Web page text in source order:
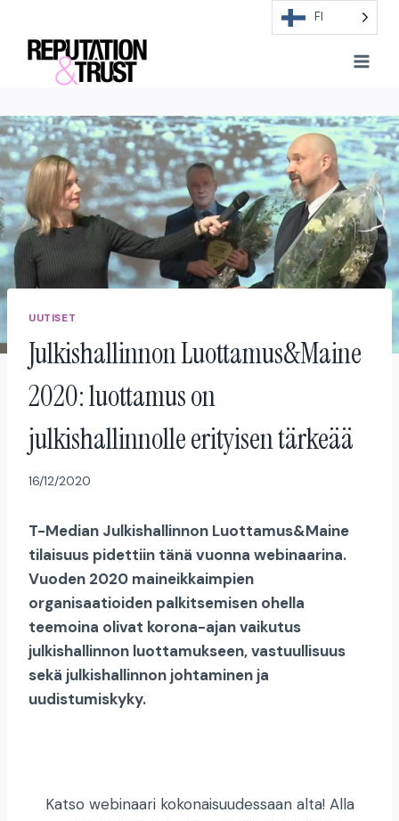
content
FI
UUTISET
Julkishallinnon Luottamus&Maine
2020: luottamus on
julkishallinnolle erityisen tärkeää
16/12/2020
T-Median Julkishallinnon Luottamus&Maine
tilaisuus pidettiin tänä vuonna webinaarina.
Vuoden 2020 maineikkaimpien
organisaatioiden palkitsemisen ohella
teemoina olivat korona-ajan vaikutus
julkishallinnon luottamukseen, vastuullisuus
sekä julkishallinnon johtaminen ja
uudistumiskyky.
Katso webinaari kokonaisuudessaan alta! Alla